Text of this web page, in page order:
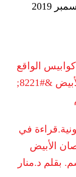
كوابيس الواقع
في مجموعة &#8221; الحصان الأبيض &#8221;
في
&#8221; الحصان الأبيض
بقلم د.منار